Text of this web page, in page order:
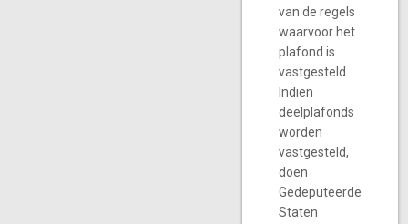
van de regels
waarvoor het
plafond is
vastgesteld.
Indien
deelplafonds
worden
vastgesteld,
doen
Gedeputeerde
Staten